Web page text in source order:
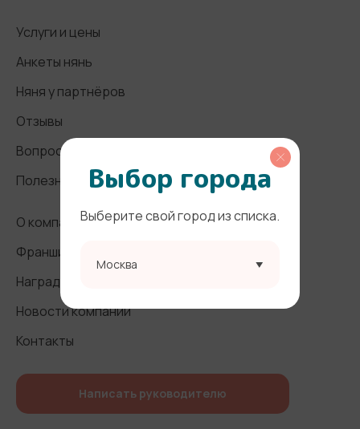
Услуги и цены
Анкеты нянь
Няня у партнёров
Отзывы
Вопросы и ответы
Полезные статьи
О компании
Франшиза
Награды и СМИ
Новости компании
Контакты
Написать руководителю
Выбор города
Выберите свой город из списка.
Москва